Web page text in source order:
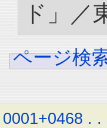
ド」／
ページ検
0001+0468 . .